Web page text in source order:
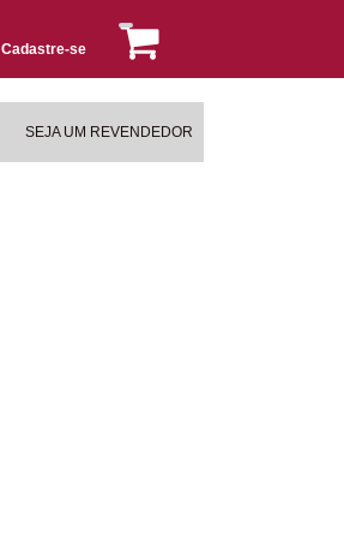
Cadastre-se
SEJA UM REVENDEDOR